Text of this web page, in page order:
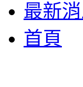
最新
首頁